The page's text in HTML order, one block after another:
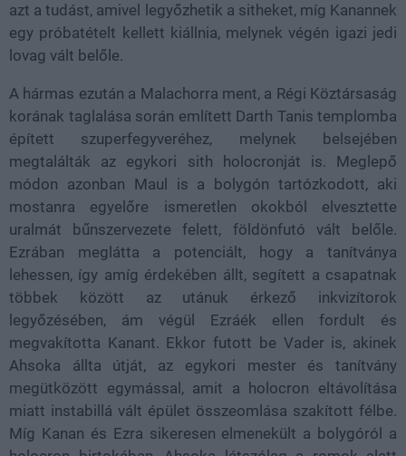
azt a tudást, amivel legyőzhetik a sitheket, míg Kanannek
egy próbatételt kellett kiállnia, melynek végén igazi jedi
lovag vált belőle.
A hármas ezután a Malachorra ment, a Régi Köztársaság
korának taglalása során említett Darth Tanis templomba
épített szuperfegyveréhez, melynek belsejében
megtalálták az egykori sith holocronját is. Meglepő
módon azonban Maul is a bolygón tartózkodott, aki
mostanra egyelőre ismeretlen okokból elvesztette
uralmát bűnszervezete felett, földönfutó vált belőle.
Ezrában meglátta a potenciált, hogy a tanítványa
lehessen, így amíg érdekében állt, segített a csapatnak
többek között az utánuk érkező inkvizítorok
legyőzésében, ám végül Ezráék ellen fordult és
megvakította Kanant. Ekkor futott be Vader is, akinek
Ahsoka állta útját, az egykori mester és tanítvány
megütközött egymással, amit a holocron eltávolítása
miatt instabillá vált épület összeomlása szakított félbe.
Míg Kanan és Ezra sikeresen elmenekült a bolygóról a